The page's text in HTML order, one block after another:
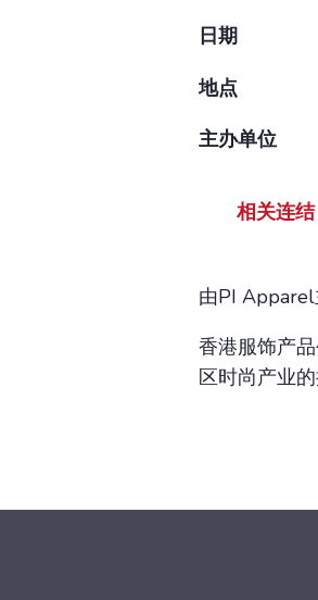
日期
地点
主办单位
相关连结
由PI Apparel
香港服饰产
区时尚产业的